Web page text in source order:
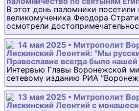
В этот день паломники
великомученика Феодора
осмотрели
14 мая 2025 • Митрополит
Лискинский Леонтий: "Мы
Православие всегда было
Интервью Главы Воронежской
сетевому изданию РИА
13 мая 2025 • Митрополит
Лискинский Леонтий с